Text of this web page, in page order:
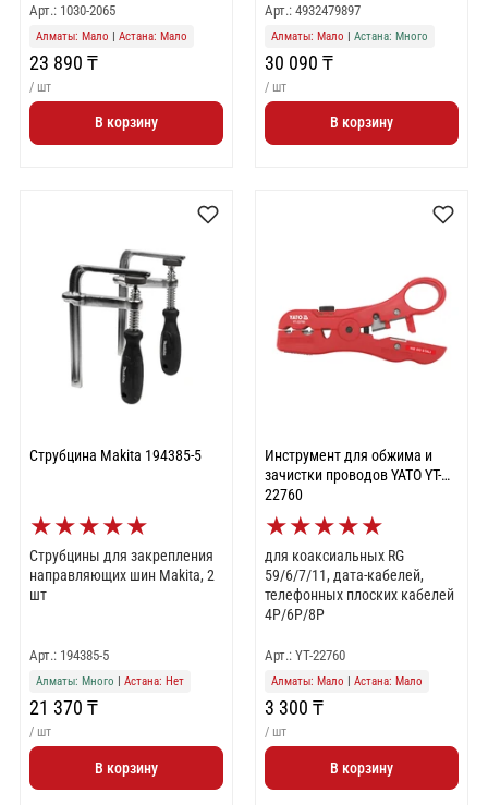
Арт.: 1030-2065
Алматы: Мало | Астана: Мало
23 890 ₸
/ шт
В корзину
Арт.: 4932479897
Алматы: Мало | Астана: Много
30 090 ₸
/ шт
В корзину
Струбцина Makita 194385-5
★★★★★
Струбцины для закрепления
направляющих шин Makita, 2
шт
Арт.: 194385-5
Алматы: Много Астана: Нет
21 370 ₸
/ шт
В корзину
Инструмент для обжима и
зачистки проводов YATO YT-
22760
★★★★★
для коаксиальных RG
59/6/7/11, дата-кабелей,
телефонных плоских кабелей
4P/6P/8P
Арт.: YT-22760
Алматы: Мало Астана: Мало
3 300 ₸
/ шт
В корзину